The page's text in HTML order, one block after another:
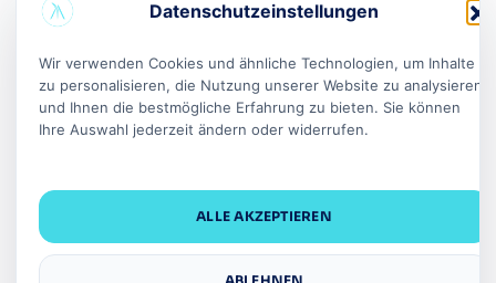
Datenschutzeinstellungen
Wir verwenden Cookies und ähnliche Technologien, um Inhalte
zu personalisieren, die Nutzung unserer Website zu analysieren
und Ihnen die bestmögliche Erfahrung zu bieten. Sie können
Ihre Auswahl jederzeit ändern oder widerrufen.
ALLE AKZEPTIEREN
Mo.- -17:30
Sonntag: Geschlossen
Unsere Adresse
22761 Hamburg
+49 152 03 5555 66
info@alpha-haircenter.de